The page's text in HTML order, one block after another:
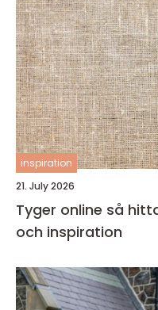
inspiration
21. July 2026
Tyger online så hittar du rätt kvalitet, pris
och inspiration